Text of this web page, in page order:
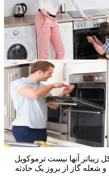
آنها نیست ترموکوبل
گاز از بروز یک حادثه